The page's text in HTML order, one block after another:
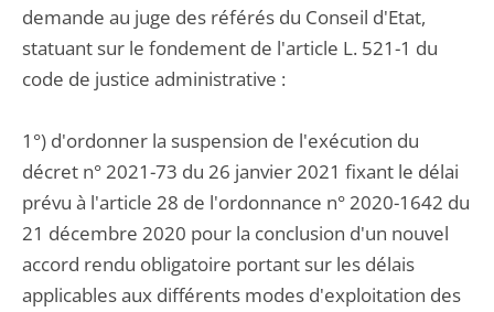
demande au juge des référés du Conseil d'Etat,
statuant sur le fondement de l'article L. 521-1 du
code de justice administrative :
1°) d'ordonner la suspension de l'exécution du
décret n° 2021-73 du 26 janvier 2021 fixant le délai
prévu à l'article 28 de l'ordonnance n° 2020-1642 du
21 décembre 2020 pour la conclusion d'un nouvel
accord rendu obligatoire portant sur les délais
applicables aux différents modes d'exploitation des